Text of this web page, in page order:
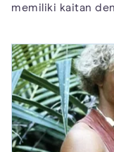
memiliki kaitan